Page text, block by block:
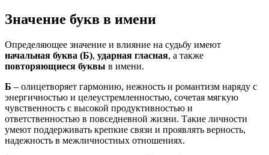
Значение букв в имени
Определяющее значение и влияние на судьбу имеют
начальная буква (Б), ударная гласная, а также
повторяющиеся буквы в имени.
Б – олицетворяет гармонию, нежность и романтизм наряду с
энергичностью и целеустремленностью, сочетая мягкую
чувственность с высокой продуктивностью и
ответственностью в повседневной жизни. Такие личности
умеют поддерживать крепкие связи и проявлять верность,
надежность в межличностных отношениях.